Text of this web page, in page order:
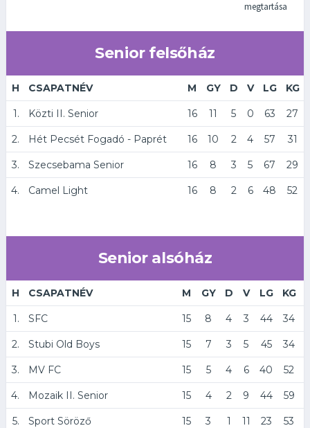
megtartása
Senior felsőház
H CSAPATNÉV M GY D V LG KG
1. Közti II. Senior 16 11 5 0 63 27
2. Hét Pecsét Fogadó - Paprét 16 10 2 4 57 31
3. Szecsebama Senior 16 8 3 5 67 29
4. Camel Light 16 8 2 6 48 52
Senior alsóház
H CSAPATNÉV M GY D V LG KG
1. SFC 15 8 4 3 44 34
2. Stubi Old Boys 15 7 3 5 45 34
3. MV FC 15 5 4 6 40 52
4. Mozaik II. Senior 15 4 2 9 44 59
5. Sport Söröző 15 3 1 11 23 53